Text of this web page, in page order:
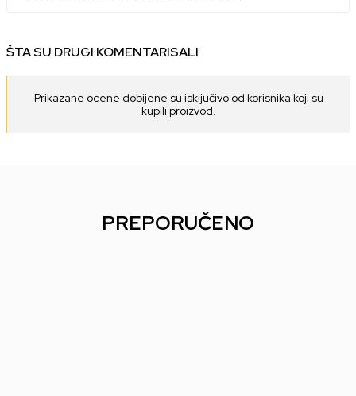
ŠTA SU DRUGI KOMENTARISALI
Prikazane ocene dobijene su isključivo od korisnika koji su
kupili proizvod.
PREPORUČENO